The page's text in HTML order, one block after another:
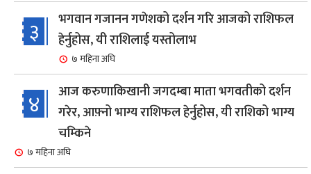
३
भगवान गजानन गणेशको दर्शन गरि आजको राशिफल
हेर्नुहोस, यी राशिलाई यस्तोलाभ
७ महिना अघि
४
आज करुणाकिखानी जगदम्बा माता भगवतीको दर्शन
गरेर, आफ़्नो भाग्य राशिफल हेर्नुहोस, यी राशिको भाग्य
चम्किने
७ महिना अघि